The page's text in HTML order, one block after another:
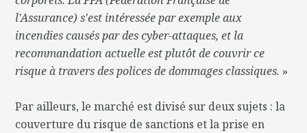
l'Assurance) s'est intéressée par exemple aux
incendies causés par des cyber-attaques, et la
recommandation actuelle est plutôt de couvrir ce
risque à travers des polices de dommages classiques. »
Par ailleurs, le marché est divisé sur deux sujets : la
couverture du risque de sanctions et la prise en